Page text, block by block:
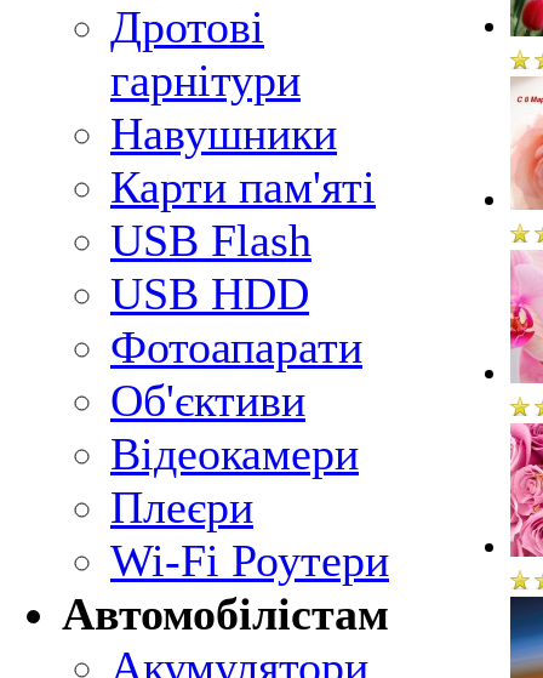
Дротові
гарнітури
Навушники
Карти пам'яті
USB Flash
USB HDD
Фотоапарати
Об'єктиви
Відеокамери
Плеєри
Wi-Fi Роутери
Автомобілістам
Акумулятори